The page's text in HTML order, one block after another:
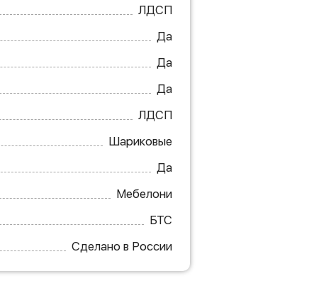
ЛДСП
Да
Да
Да
ЛДСП
Шариковые
Да
Мебелони
БТС
Сделано в России